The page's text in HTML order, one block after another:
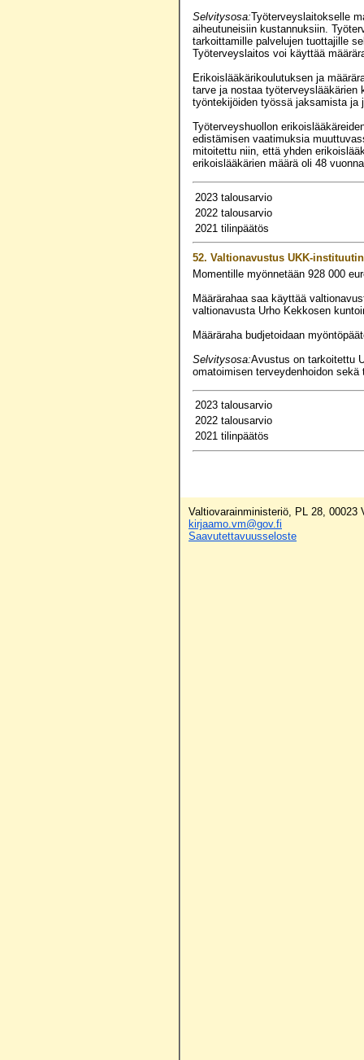
Selvitysosa:Työterveyslaitokselle
aiheutuneisiin kustannuksiin.
tarkoittamille palvelujen tuottajille
Työterveyslaitos voi käyttää
Erikoislääkärikoulutuksen ja
tarve ja nostaa työterveyslääkärien
työntekijöiden työssä jaksamista ja
Työterveyshuollon
edistämisen vaatimuksia
mitoitettu niin, että yhden
erikoislääkärien määrä oli 48
2023 talousarvio
2022 talousarvio
2021 tilinpäätös
52. Valtionavustus UKK-
Momentille myönnetään 928 000
Määrärahaa saa käyttää
valtionavusta Urho Kekkosen
Määräraha budjetoidaan
Selvitysosa:Avustus on tarkoitettu
omatoimisen terveydenhoidon
2023 talousarvio
2022 talousarvio
2021 tilinpäätös
Valtiovarainministeriö, PL 28, 00023
kirjaamo.vm@gov.fi
Saavutettavuusseloste